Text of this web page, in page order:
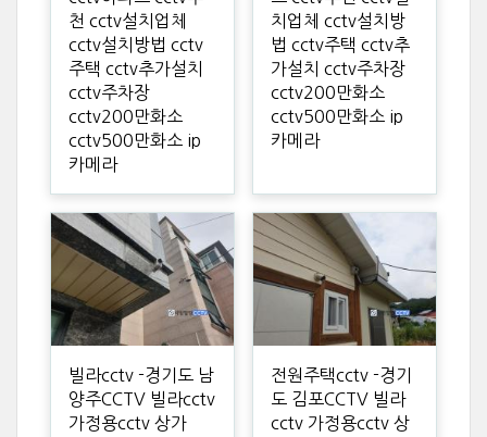
천 cctv설치업체
cctv설치방법 cctv
주택 cctv추가설치
cctv주차장
cctv200만화소
cctv500만화소 ip
카메라
치업체 cctv설치방
법 cctv주택 cctv추
가설치 cctv주차장
cctv200만화소
cctv500만화소 ip
카메라
빌라cctv -경기도 남
양주CCTV 빌라cctv
가정용cctv 상가
전원주택cctv -경기
도 김포CCTV 빌라
cctv 가정용cctv 상